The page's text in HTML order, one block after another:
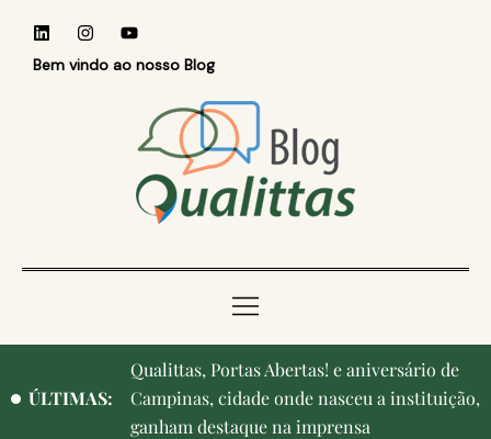
Bem vindo ao nosso Blog
ÚLTIMAS:
Qualittas, Portas Abertas! e aniversário de
Campinas, cidade onde nasceu a instituição,
ganham destaque na imprensa
Reconhecer quem ensina: Faculdade
Qualittas homenageia professores durante o
Medvep 2026